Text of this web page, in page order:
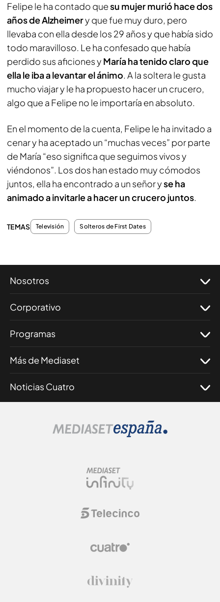
Felipe le ha contado quesu mujer murió hace dos
años de Alzheimery que fue muy duro, pero
llevaba con ella desde los 29 años y que había sido
todo maravilloso. Le ha confesado que había
perdido sus aficiones y María ha tenido claro que
ella le iba a levantar el ánimo. A la soltera le gusta
mucho viajar y le ha propuesto hacer un crucero,
algo que a Felipe no le importaría en absoluto.
En el momento de la cuenta, Felipe le ha invitado a
cenar y ha aceptado un “muchas veces” por parte
de María “eso significa que seguimos vivos y
viéndonos”. Los dos han estado muy cómodos
juntos, ella ha encontrado a un señor yse ha
animado a invitarle a hacer un crucero juntos.
TEMAS Televisión Solteros de First Dates
Nosotros
Corporativo
Programas
Más de Mediaset
Noticias Cuatro